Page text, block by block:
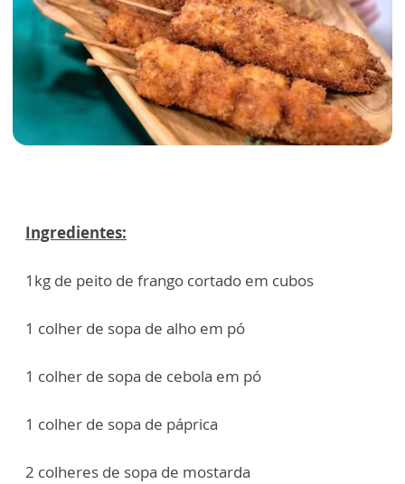
Ingredientes:
1kg de peito de frango cortado em cubos
1 colher de sopa de alho em pó
1 colher de sopa de cebola em pó
1 colher de sopa de páprica
2 colheres de sopa de mostarda